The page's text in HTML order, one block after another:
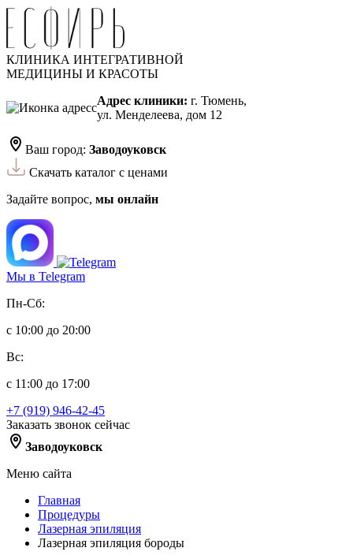
КЛИНИКА ИНТЕГРАТИВНОЙ
МЕДИЦИНЫ И КРАСОТЫ
Адрес клиники: г. Тюмень,
ул. Менделеева, дом 12
Ваш город: Заводоуковск
Скачать каталог с ценами
Задайте вопрос, мы онлайн
Мы в Telegram
Пн-Сб:
с 10:00 до 20:00
Вс:
с 11:00 до 17:00
+7 (919) 946-42-45
Заказать звонок сейчас
Заводоуковск
Меню сайта
Главная
Процедуры
Лазерная эпиляция
Лазерная эпиляция бороды